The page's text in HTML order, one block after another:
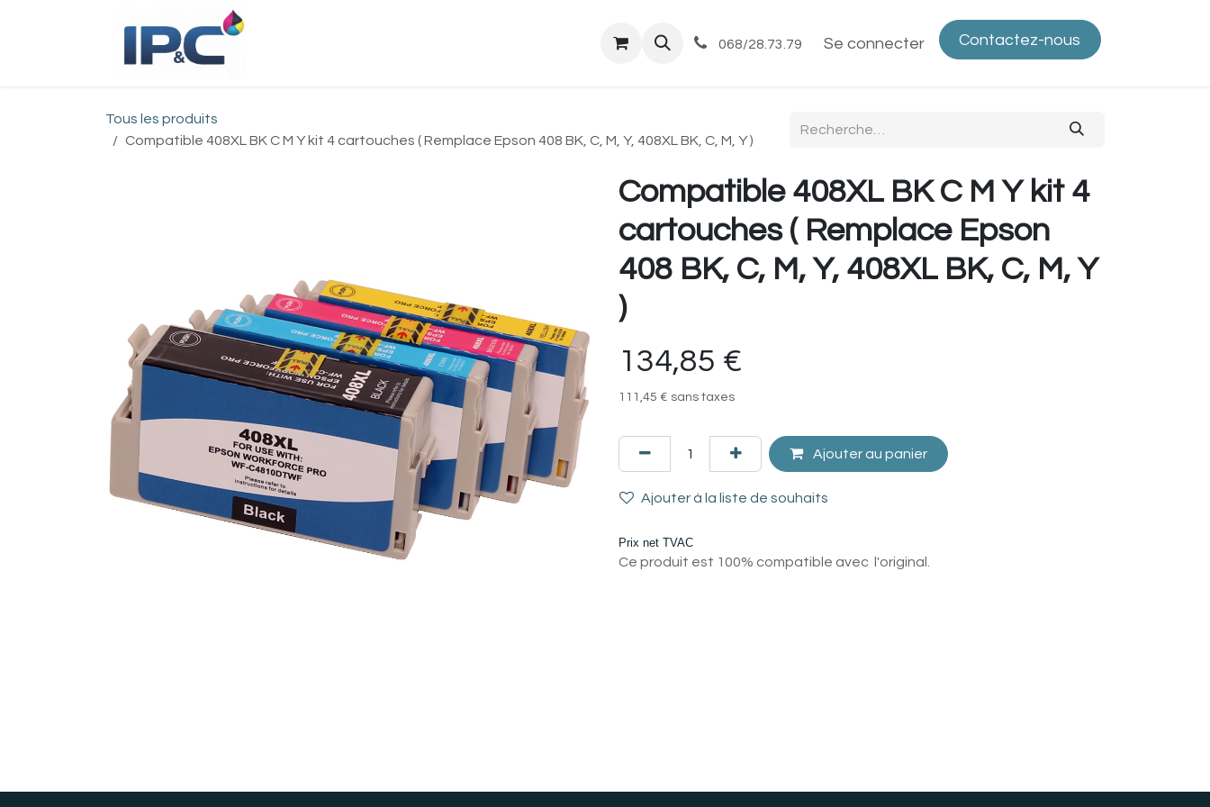
Commandes et livraisons Contactez-nous Politique de confidentialité
068/28.73.79 Se connecter Contactez-nous
Tous les produits
Compatible 408XL BK C M Y kit 4 cartouches ( Remplace Epson 408 BK, C, M, Y, 408XL BK, C, M, Y )
Compatible 408XL BK C M Y kit 4
cartouches ( Remplace Epson
408 BK, C, M, Y, 408XL BK, C, M, Y
)
134,85 €
111,45 € sans taxes
Ajouter au panier
Ajouter à la liste de souhaits
Prix net TVAC
Ce produit est 100% compatible avec l'original.